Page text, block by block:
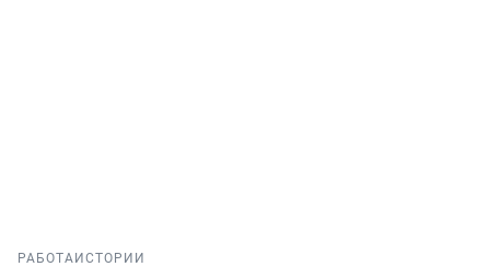
РАБОТА ИСТОРИИ